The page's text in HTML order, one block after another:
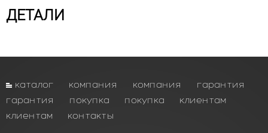
ДЕТАЛИ
каталог компания компания
гарантия
гарантия
покупка покупка
клиентам
клиентам
контакты